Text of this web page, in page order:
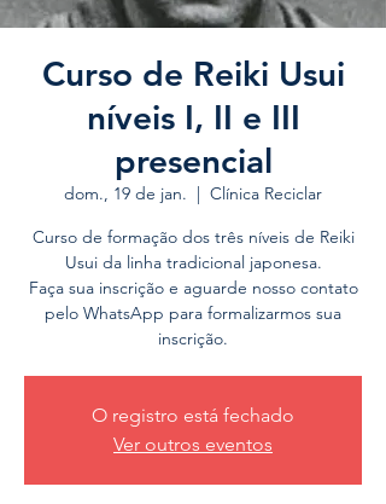
Curso de Reiki Usui
níveis I, II e III
presencial
dom., 19 de jan.
  |
Clínica Reciclar
Curso de formação dos três níveis de Reiki
Usui da linha tradicional japonesa.
Faça sua inscrição e aguarde nosso contato
pelo WhatsApp para formalizarmos sua
inscrição.
O registro está fechado
Ver outros eventos